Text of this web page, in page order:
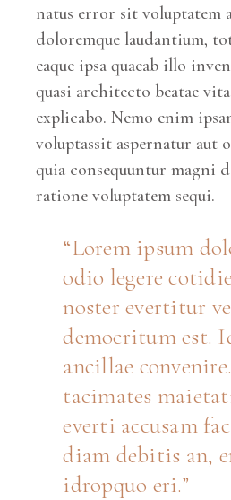
natus error sit voluptatem
doloremque laudantium,
eaque ipsa quaeab illo
quasi architecto beatae
explicabo. Nemo enim
voluptassit aspernatur aut
quia consequuntur magni
ratione voluptatem sequi.
Lorem ipsum
odio legere
noster evertitur
democritum est.
ancillae
tacimates
everti accusam
diam debitis an,
idropquo eri.